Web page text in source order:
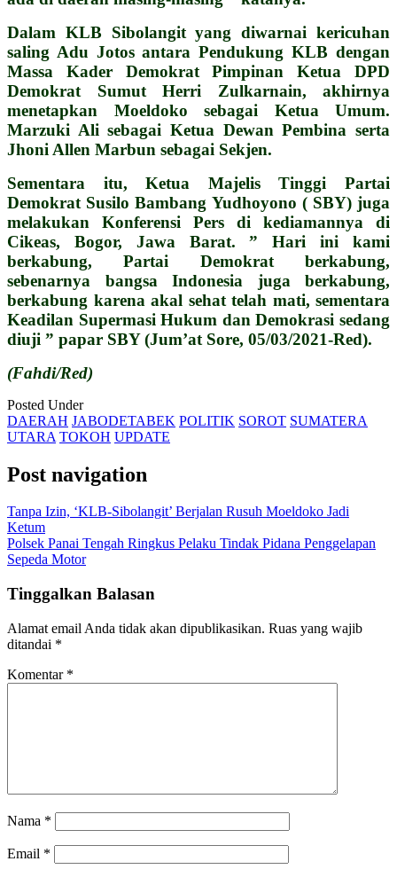
Dalam KLB Sibolangit yang diwarnai kericuhan
saling Adu Jotos antara Pendukung KLB dengan
Massa Kader Demokrat Pimpinan Ketua DPD
Demokrat Sumut Herri Zulkarnain, akhirnya
menetapkan Moeldoko sebagai Ketua Umum.
Marzuki Ali sebagai Ketua Dewan Pembina serta
Jhoni Allen Marbun sebagai Sekjen.
Sementara itu, Ketua Majelis Tinggi Partai
Demokrat Susilo Bambang Yudhoyono ( SBY) juga
melakukan Konferensi Pers di kediamannya di
Cikeas, Bogor, Jawa Barat. ” Hari ini kami
berkabung, Partai Demokrat berkabung,
sebenarnya bangsa Indonesia juga berkabung,
berkabung karena akal sehat telah mati, sementara
Keadilan Supermasi Hukum dan Demokrasi sedang
diuji ” papar SBY (Jum’at Sore, 05/03/2021-Red).
(Fahdi/Red)
Posted Under
DAERAH JABODETABEK POLITIK SOROT SUMATERA
UTARA TOKOH UPDATE
Post navigation
Tanpa Izin, ‘KLB-Sibolangit’ Berjalan Rusuh Moeldoko Jadi
Ketum
Polsek Panai Tengah Ringkus Pelaku Tindak Pidana Penggelapan
Sepeda Motor
Tinggalkan Balasan
Alamat email Anda tidak akan dipublikasikan. Ruas yang wajib
ditandai *
Komentar *
Nama *
Email *